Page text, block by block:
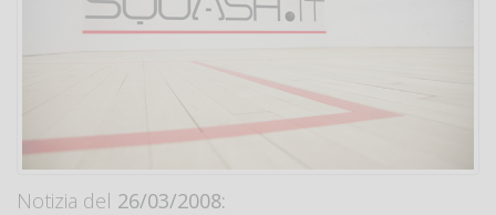
Notizia del 26/03/2008: